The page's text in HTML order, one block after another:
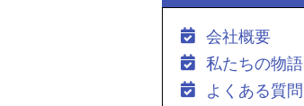
会社概要
私たちの物語
よくある質問